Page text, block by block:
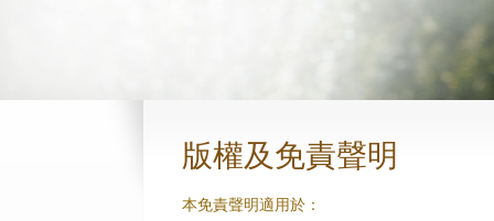
版權及免責聲明
本免責聲明適用於：